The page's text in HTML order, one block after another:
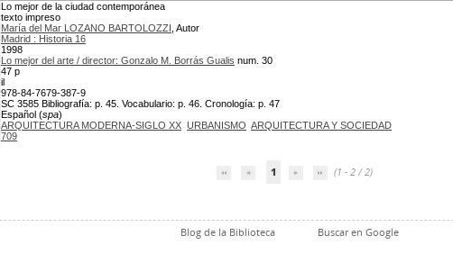
Lo mejor de la ciudad contemporánea
texto impreso
María del Mar LOZANO BARTOLOZZI , Autor
Madrid : Historia 16
1998
Lo mejor del arte / director: Gonzalo M. Borrás Gualis num. 30
47 p
il
978-84-7679-387-9
SC 3585 Bibliografía: p. 45. Vocabulario: p. 46. Cronología: p. 47
Español (spa)
ARQUITECTURA MODERNA-SIGLO XX URBANISMO ARQUITECTURA Y SOCIEDAD
709
1 (1 - 2 / 2)
Blog de la Biblioteca Buscar en Google